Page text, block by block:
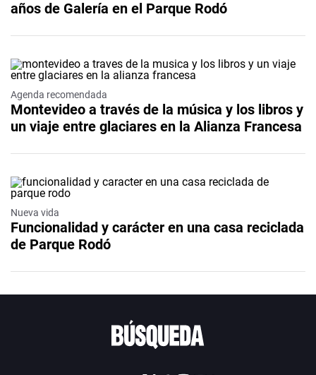
años de Galería en el Parque Rodó
Agenda recomendada
Montevideo a través de la música y los libros y
un viaje entre glaciares en la Alianza Francesa
Nueva vida
Funcionalidad y carácter en una casa reciclada
de Parque Rodó